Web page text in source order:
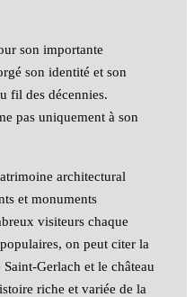
son importante
son identité et son
fil des décennies.
pas uniquement à son
architectural
et monuments
visiteurs chaque
on peut citer la
Gerlach et le château
riche et variée de la